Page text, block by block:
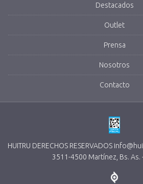
Destacados
Outlet
Prensa
Nosotros
Contacto
HUITRU DERECHOS RESERVADOS
3511-4500 Martínez, Bs. As.